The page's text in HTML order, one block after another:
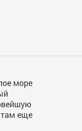
море
еще